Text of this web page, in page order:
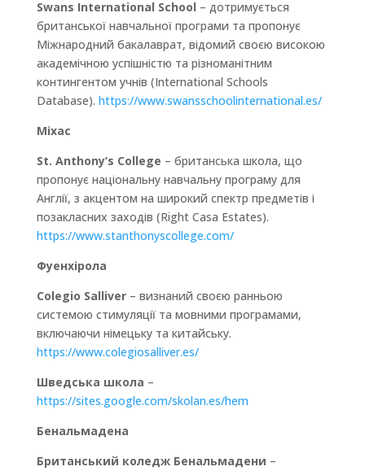
Swans International School – дотримується
британської навчальної програми та пропонує
Міжнародний бакалаврат, відомий своєю високою
академічною успішністю та різноманітним
контингентом учнів (International Schools
Database). https://www.swansschoolinternational.es/
Міхас
St. Anthony’s College – британська школа, що
пропонує національну навчальну програму для
Англії, з акцентом на широкий спектр предметів і
позакласних заходів (Right Casa Estates).
https://www.stanthonyscollege.com/
Фуенхірола
Colegio Salliver– визнаний своєю ранньою
системою стимуляції та мовними програмами,
включаючи німецьку та китайську.
https://www.colegiosalliver.es/
Шведська школа –
https://sites.google.com/skolan.es/hem
Бенальмадена
Британський коледж Бенальмадени –